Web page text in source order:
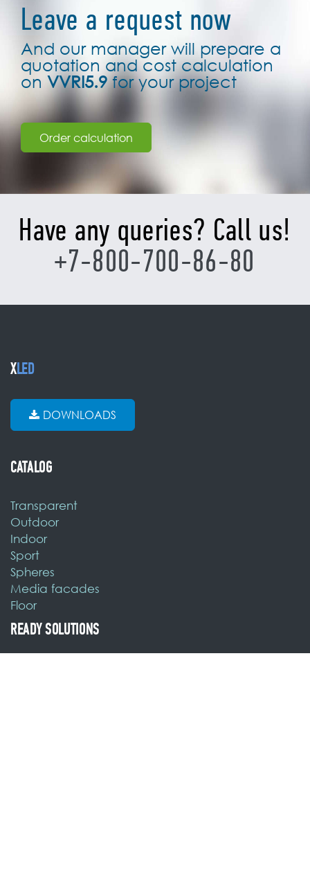
Leave a request now
And our manager will prepare a
quotation and cost calculation
on VVRI5.9for your project
Order calculation
Have any queries? Call us!
+7-800-700-86-80
XLED
DOWNLOADS
CATALOG
Transparent
Outdoor
Indoor
Sport
Spheres
Media facades
Floor
READY SOLUTIONS